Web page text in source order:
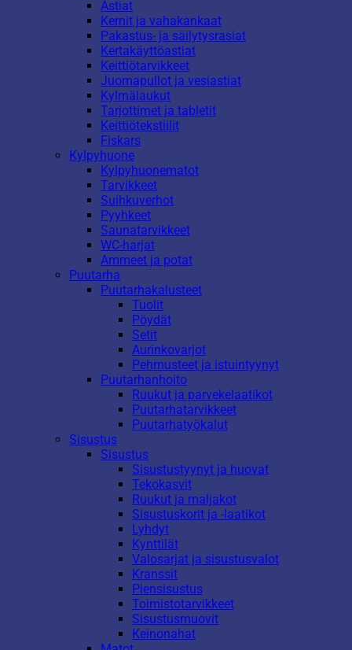
Astiat
Kernit ja vahakankaat
Pakastus- ja säilytysrasiat
Kertakäyttöastiat
Keittiötarvikkeet
Juomapullot ja vesiastiat
Kylmälaukut
Tarjottimet ja tabletit
Keittiötekstiilit
Fiskars
Kylpyhuone
Kylpyhuonematot
Tarvikkeet
Suihkuverhot
Pyyhkeet
Saunatarvikkeet
WC-harjat
Ammeet ja potat
Puutarha
Puutarhakalusteet
Tuolit
Pöydät
Setit
Aurinkovarjot
Pehmusteet ja istuintyynyt
Puutarhanhoito
Ruukut ja parvekelaatikot
Puutarhatarvikkeet
Puutarhatyökalut
Sisustus
Sisustus
Sisustustyynyt ja huovat
Tekokasvit
Ruukut ja maljakot
Sisustuskorit ja -laatikot
Lyhdyt
Kynttilät
Valosarjat ja sisustusvalot
Kranssit
Piensisustus
Toimistotarvikkeet
Sisustusmuovit
Keinonahat